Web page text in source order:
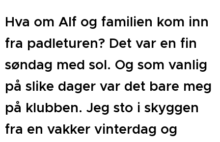
Hva om Alf og familien kom inn
fra padleturen? Det var en fin
søndag med sol. Og som vanlig
på slike dager var det bare meg
på klubben. Jeg sto i skyggen
fra en vakker vinterdag og